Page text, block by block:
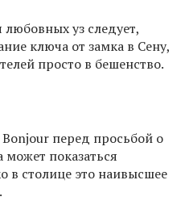
уз следует,
ключа от замка в Сену,
просто в бешенство.
перед просьбой о
показаться
в столице это наивысшее